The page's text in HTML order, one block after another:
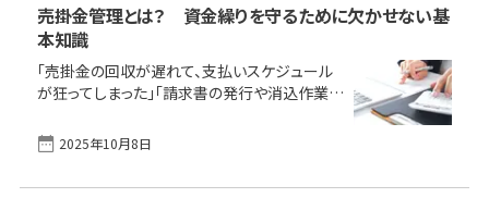
売掛金管理とは？ 資金繰りを守るために欠かせない基
本知識
「売掛金の回収が遅れて、支払いスケジュール
が狂ってしまった」「請求書の発行や消込作業に
限界を感じているけれど、どう改善したらいい
か分からない」──こんな悩みを抱えていませ
2025年10月8日